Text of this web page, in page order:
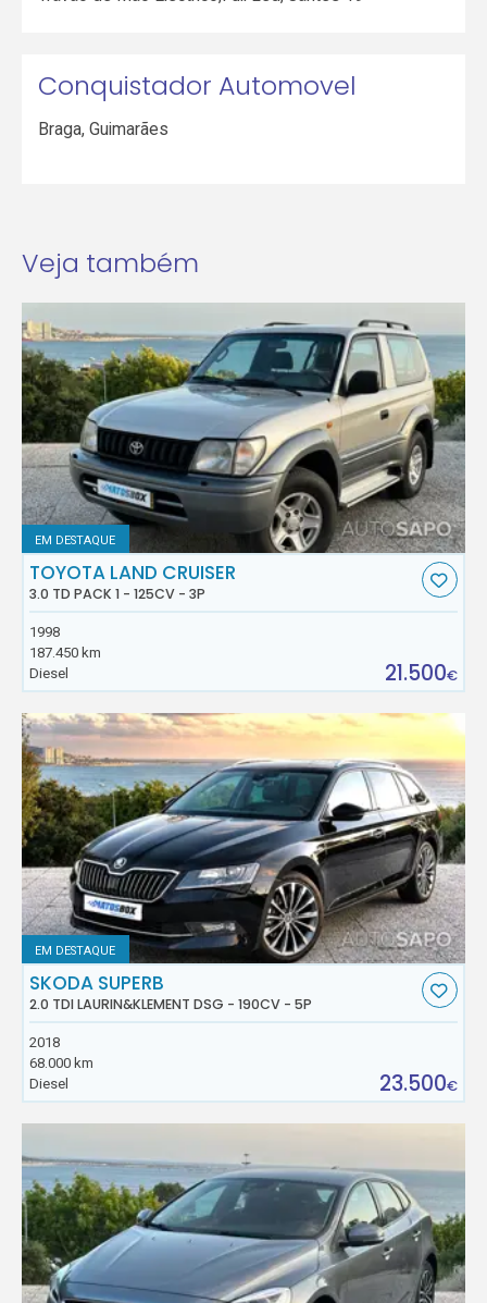
Conquistador Automovel
Braga,Guimarães
Veja também
EM DESTAQUE
TOYOTA LAND CRUISER
3.0 TD PACK 1 - 125CV - 3P
1998
187.450 km
Diesel
21.500€
EM DESTAQUE
SKODA SUPERB
2.0 TDI LAURIN&KLEMENT DSG - 190CV - 5P
2018
68.000 km
Diesel
23.500€